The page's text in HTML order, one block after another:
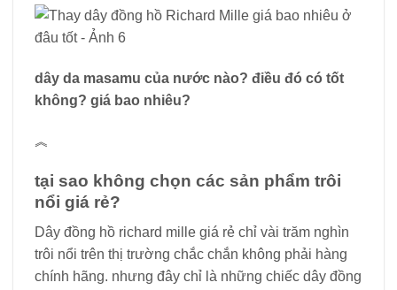
dây da masamu của nước nào? điều đó có tốt
không? giá bao nhiêu?
︽
tại sao không chọn các sản phẩm trôi
nổi giá rẻ?
Dây đồng hồ richard mille giá rẻ chỉ vài trăm nghìn
trôi nổi trên thị trường chắc chắn không phải hàng
chính hãng. nhưng đây chỉ là những chiếc dây đồng